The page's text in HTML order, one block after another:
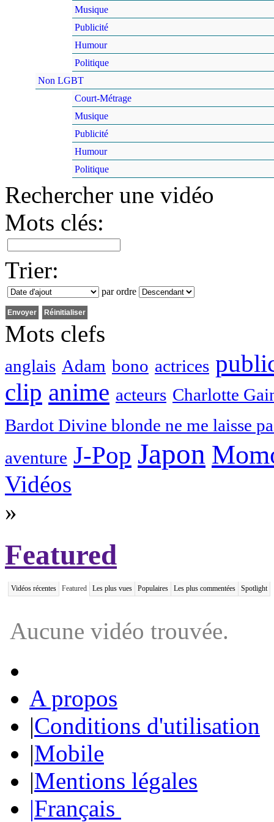
Musique
Publicité
Humour
Politique
Non LGBT
Court-Métrage
Musique
Publicité
Humour
Politique
Rechercher une vidéo
Mots clés:
Trier:
par ordre
Mots clefs
anglais Adam bono actrices
clip anime acteurs Charlotte
Bardot Divine blonde ne me laisse
aventure J-Pop Japon
Vidéos
»
Featured
Vidéos récentes Featured Les plus vues Populaires Les plus commentées Spotlight
Aucune vidéo trouvée.
A propos
|Conditions d'utilisation
|Mobile
|Mentions légales
|Français